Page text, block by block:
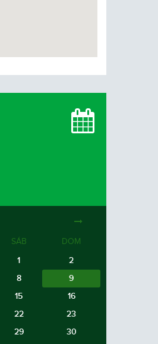
SÁB DOM
1
2
8
9
15
16
22
23
29
30